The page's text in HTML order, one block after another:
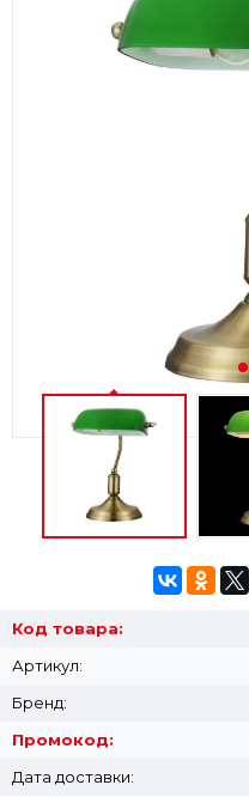
Код товара:
Артикул:
Бренд:
Промокод:
Дата доставки: